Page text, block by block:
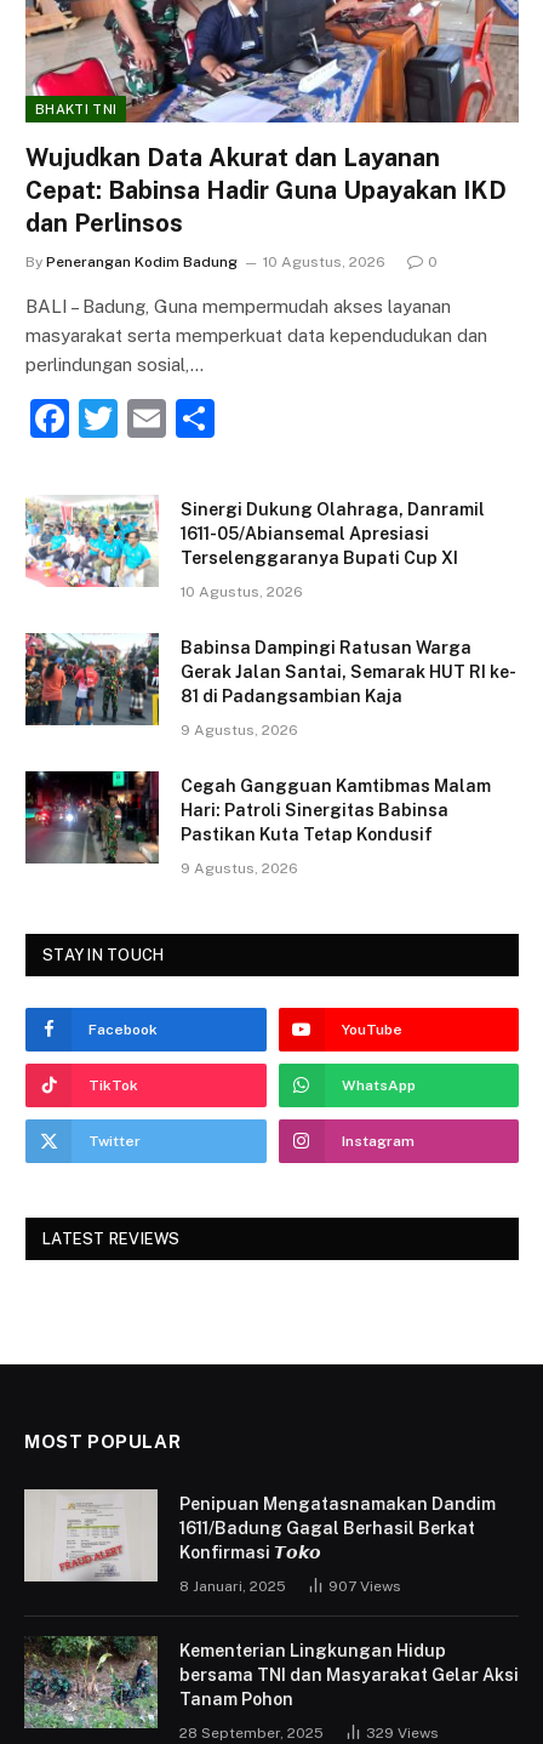
BHAKTI TNI
Wujudkan Data Akurat dan Layanan
Cepat: Babinsa Hadir Guna Upayakan IKD
dan Perlinsos
By Penerangan Kodim Badung 10 Agustus, 2026 0
BALI – Badung, Guna mempermudah akses layanan
masyarakat serta memperkuat data kependudukan dan
perlindungan sosial,…
F
c
e
b
o
k
T
itt
er
E
ai ar
e
Sinergi Dukung Olahraga, Danramil
1611-05/Abiansemal Apresiasi
Terselenggaranya Bupati Cup XI
10 Agustus, 2026
Babinsa Dampingi Ratusan Warga
Gerak Jalan Santai, Semarak HUT RI ke-
81 di Padangsambian Kaja
9 Agustus, 2026
Cegah Gangguan Kamtibmas Malam
Hari: Patroli Sinergitas Babinsa
Pastikan Kuta Tetap Kondusif
9 Agustus, 2026
STAY IN TOUCH
Facebook YouTube
TikTok WhatsApp
Twitter Instagram
LATEST REVIEWS
MOST POPULAR
Penipuan Mengatasnamakan Dandim
1611/Badung Gagal Berhasil Berkat
Konfirmasi 𝙏𝙤𝙠𝙤
8 Januari, 2025 907 Views
Kementerian Lingkungan Hidup
bersama TNI dan Masyarakat Gelar Aksi
Tanam Pohon
28 September, 2025 329 Views